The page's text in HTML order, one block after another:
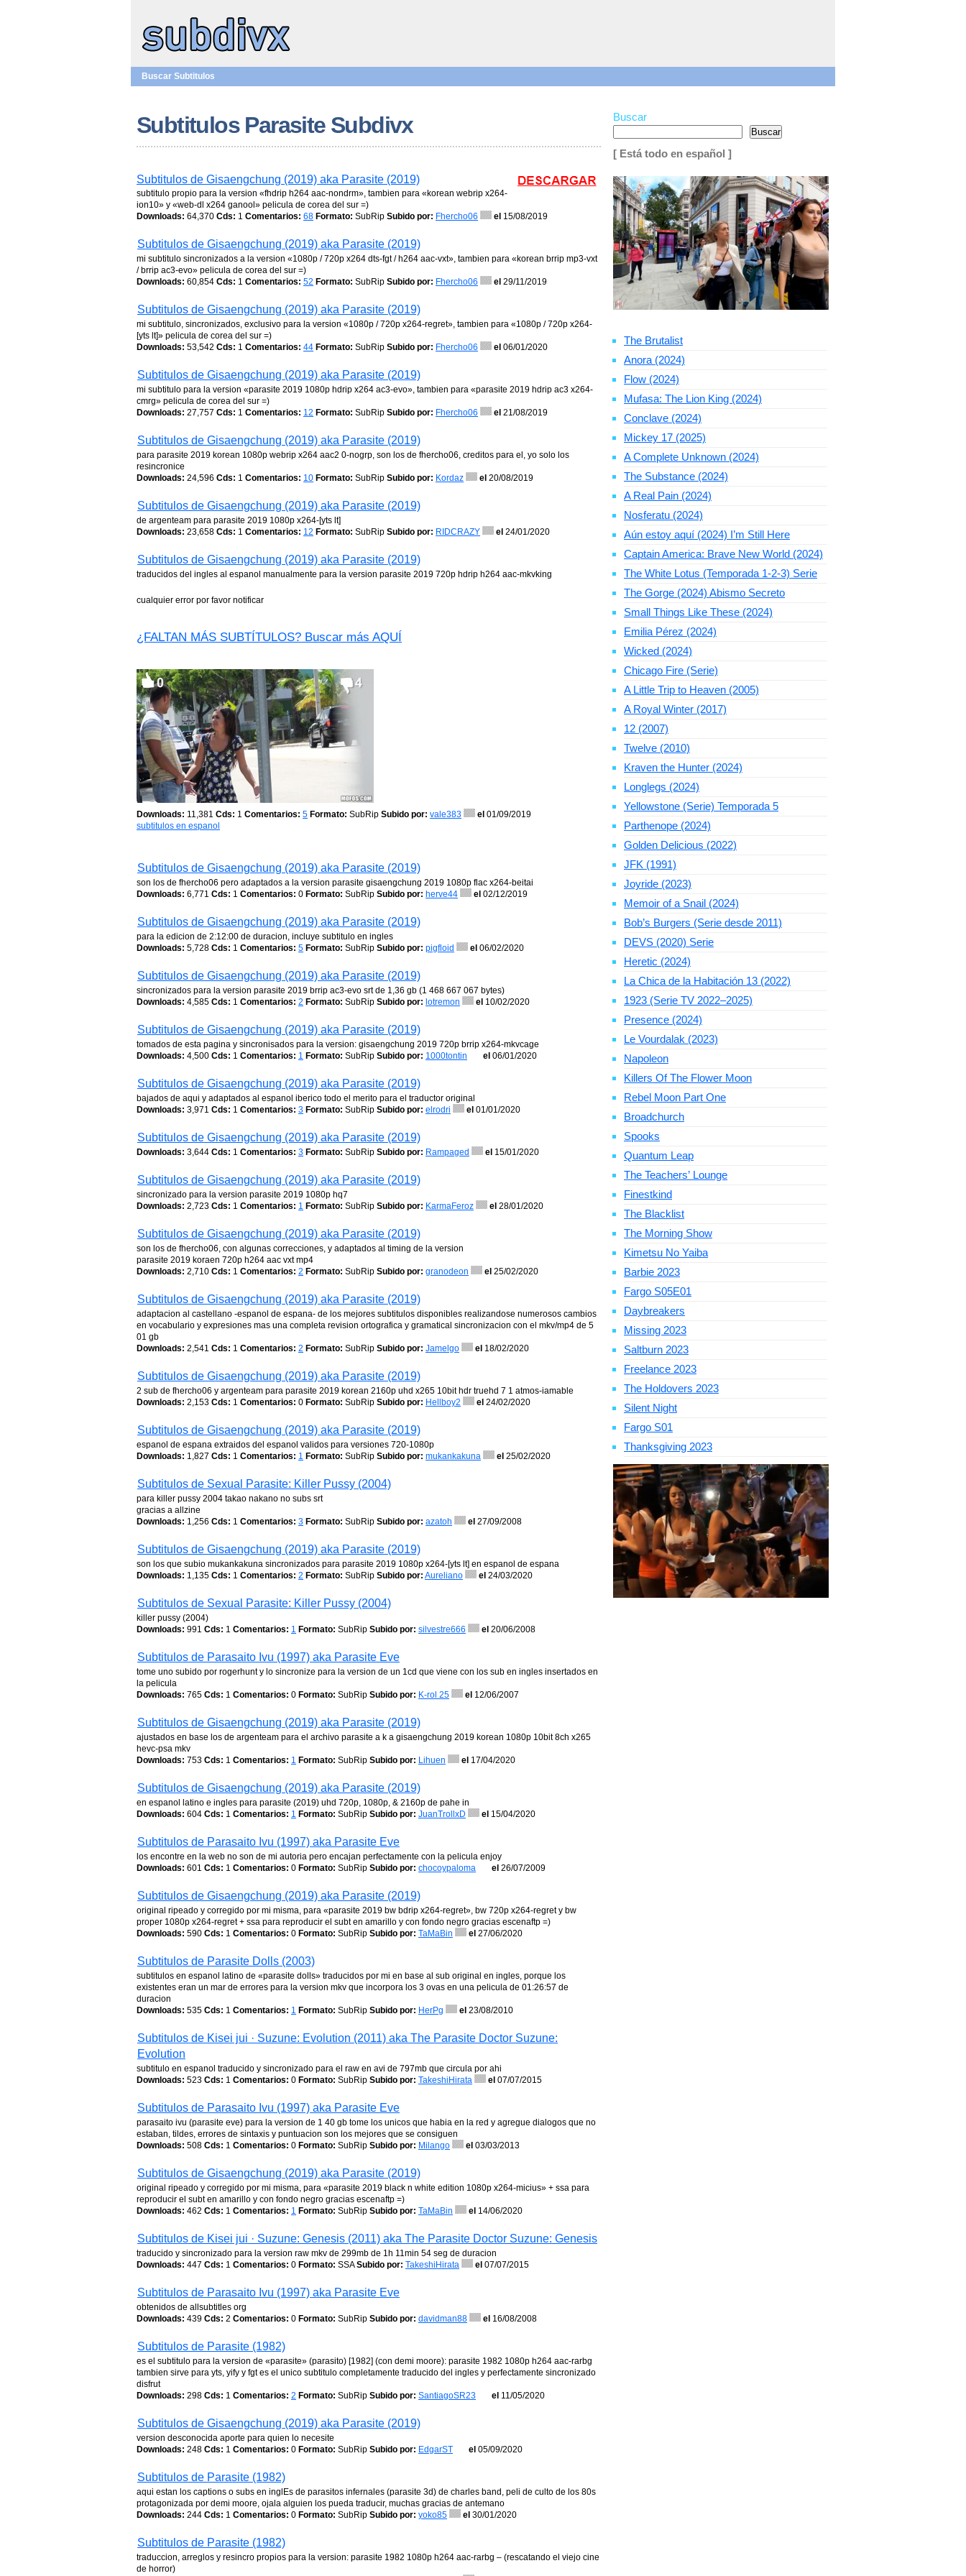
Buscar Subtitulos
Subtitulos Parasite Subdivx
Subtitulos de Gisaengchung (2019) aka Parasite (2019)
subtitulo propio para la version «fhdrip h264 aac-nondrm», tambien para «korean webrip x264-
ion10» y «web-dl x264 ganool» pelicula de corea del sur =)
Downloads: 64,370 Cds: 1 Comentarios: 68 Formato: SubRip Subido por: Fhercho06 el 15/08/2019
Subtitulos de Gisaengchung (2019) aka Parasite (2019)
mi subtitulo sincronizados a la version «1080p / 720p x264 dts-fgt / h264 aac-vxt», tambien para «korean brrip mp3-vxt
/ brrip ac3-evo» pelicula de corea del sur =)
Downloads: 60,854 Cds: 1 Comentarios: 52 Formato: SubRip Subido por: Fhercho06 el 29/11/2019
Subtitulos de Gisaengchung (2019) aka Parasite (2019)
mi subtitulo, sincronizados, exclusivo para la version «1080p / 720p x264-regret», tambien para «1080p / 720p x264-
[yts lt]» pelicula de corea del sur =)
Downloads: 53,542 Cds: 1 Comentarios: 44 Formato: SubRip Subido por: Fhercho06 el 06/01/2020
Subtitulos de Gisaengchung (2019) aka Parasite (2019)
mi subtitulo para la version «parasite 2019 1080p hdrip x264 ac3-evo», tambien para «parasite 2019 hdrip ac3 x264-
cmrg» pelicula de corea del sur =)
Downloads: 27,757 Cds: 1 Comentarios: 12 Formato: SubRip Subido por: Fhercho06 el 21/08/2019
Subtitulos de Gisaengchung (2019) aka Parasite (2019)
para parasite 2019 korean 1080p webrip x264 aac2 0-nogrp, son los de fhercho06, creditos para el, yo solo los
resincronice
Downloads: 24,596 Cds: 1 Comentarios: 10 Formato: SubRip Subido por: Kordaz el 20/08/2019
Subtitulos de Gisaengchung (2019) aka Parasite (2019)
de argenteam para parasite 2019 1080p x264-[yts lt]
Downloads: 23,658 Cds: 1 Comentarios: 12 Formato: SubRip Subido por: RIDCRAZY el 24/01/2020
Subtitulos de Gisaengchung (2019) aka Parasite (2019)
traducidos del ingles al espanol manualmente para la version parasite 2019 720p hdrip h264 aac-mkvking
cualquier error por favor notificar
¿FALTAN MÁS SUBTÍTULOS? Buscar más AQUÍ
Downloads: 11,381 Cds: 1 Comentarios: 5 Formato: SubRip Subido por: vale383 el 01/09/2019
subtitulos en espanol
Subtitulos de Gisaengchung (2019) aka Parasite (2019)
son los de fhercho06 pero adaptados a la version parasite gisaengchung 2019 1080p flac x264-beitai
Downloads: 6,771 Cds: 1 Comentarios: 0 Formato: SubRip Subido por: herve44 el 02/12/2019
Subtitulos de Gisaengchung (2019) aka Parasite (2019)
para la edicion de 2:12:00 de duracion, incluye subtitulo en ingles
Downloads: 5,728 Cds: 1 Comentarios: 5 Formato: SubRip Subido por: pigfloid el 06/02/2020
Subtitulos de Gisaengchung (2019) aka Parasite (2019)
sincronizados para la version parasite 2019 brrip ac3-evo srt de 1,36 gb (1 468 667 067 bytes)
Downloads: 4,585 Cds: 1 Comentarios: 2 Formato: SubRip Subido por: lotremon el 10/02/2020
Subtitulos de Gisaengchung (2019) aka Parasite (2019)
tomados de esta pagina y sincronisados para la version: gisaengchung 2019 720p brrip x264-mkvcage
Downloads: 4,500 Cds: 1 Comentarios: 1 Formato: SubRip Subido por: 1000tontin el 06/01/2020
Subtitulos de Gisaengchung (2019) aka Parasite (2019)
bajados de aqui y adaptados al espanol iberico todo el merito para el traductor original
Downloads: 3,971 Cds: 1 Comentarios: 3 Formato: SubRip Subido por: elrodri el 01/01/2020
Subtitulos de Gisaengchung (2019) aka Parasite (2019)
Downloads: 3,644 Cds: 1 Comentarios: 3 Formato: SubRip Subido por: Rampaged el 15/01/2020
Subtitulos de Gisaengchung (2019) aka Parasite (2019)
sincronizado para la version parasite 2019 1080p hq7
Downloads: 2,723 Cds: 1 Comentarios: 1 Formato: SubRip Subido por: KarmaFeroz el 28/01/2020
Subtitulos de Gisaengchung (2019) aka Parasite (2019)
son los de fhercho06, con algunas correcciones, y adaptados al timing de la version
parasite 2019 koraen 720p h264 aac vxt mp4
Downloads: 2,710 Cds: 1 Comentarios: 2 Formato: SubRip Subido por: granodeon el 25/02/2020
Subtitulos de Gisaengchung (2019) aka Parasite (2019)
adaptacion al castellano -espanol de espana- de los mejores subtitulos disponibles realizandose numerosos cambios
en vocabulario y expresiones mas una completa revision ortografica y gramatical sincronizacion con el mkv/mp4 de 5
01 gb
Downloads: 2,541 Cds: 1 Comentarios: 2 Formato: SubRip Subido por: Jamelgo el 18/02/2020
Subtitulos de Gisaengchung (2019) aka Parasite (2019)
2 sub de fhercho06 y argenteam para parasite 2019 korean 2160p uhd x265 10bit hdr truehd 7 1 atmos-iamable
Downloads: 2,153 Cds: 1 Comentarios: 0 Formato: SubRip Subido por: Hellboy2 el 24/02/2020
Subtitulos de Gisaengchung (2019) aka Parasite (2019)
espanol de espana extraidos del espanol validos para versiones 720-1080p
Downloads: 1,827 Cds: 1 Comentarios: 1 Formato: SubRip Subido por: mukankakuna el 25/02/2020
Subtitulos de Sexual Parasite: Killer Pussy (2004)
para killer pussy 2004 takao nakano no subs srt
gracias a allzine
Downloads: 1,256 Cds: 1 Comentarios: 3 Formato: SubRip Subido por: azatoh el 27/09/2008
Subtitulos de Gisaengchung (2019) aka Parasite (2019)
son los que subio mukankakuna sincronizados para parasite 2019 1080p x264-[yts lt] en espanol de espana
Downloads: 1,135 Cds: 1 Comentarios: 2 Formato: SubRip Subido por: Aureliano el 24/03/2020
Subtitulos de Sexual Parasite: Killer Pussy (2004)
killer pussy (2004)
Downloads: 991 Cds: 1 Comentarios: 1 Formato: SubRip Subido por: silvestre666 el 20/06/2008
Subtitulos de Parasaito Ivu (1997) aka Parasite Eve
tome uno subido por rogerhunt y lo sincronize para la version de un 1cd que viene con los sub en ingles insertados en
la pelicula
Downloads: 765 Cds: 1 Comentarios: 0 Formato: SubRip Subido por: K-rol 25 el 12/06/2007
Subtitulos de Gisaengchung (2019) aka Parasite (2019)
ajustados en base los de argenteam para el archivo parasite a k a gisaengchung 2019 korean 1080p 10bit 8ch x265
hevc-psa mkv
Downloads: 753 Cds: 1 Comentarios: 1 Formato: SubRip Subido por: Lihuen el 17/04/2020
Subtitulos de Gisaengchung (2019) aka Parasite (2019)
en espanol latino e ingles para parasite (2019) uhd 720p, 1080p, & 2160p de pahe in
Downloads: 604 Cds: 1 Comentarios: 1 Formato: SubRip Subido por: JuanTrollxD el 15/04/2020
Subtitulos de Parasaito Ivu (1997) aka Parasite Eve
los encontre en la web no son de mi autoria pero encajan perfectamente con la pelicula enjoy
Downloads: 601 Cds: 1 Comentarios: 0 Formato: SubRip Subido por: chocoypaloma el 26/07/2009
Subtitulos de Gisaengchung (2019) aka Parasite (2019)
original ripeado y corregido por mi misma, para «parasite 2019 bw bdrip x264-regret», bw 720p x264-regret y bw
proper 1080p x264-regret + ssa para reproducir el subt en amarillo y con fondo negro gracias escenaftp =)
Downloads: 590 Cds: 1 Comentarios: 0 Formato: SubRip Subido por: TaMaBin el 27/06/2020
Subtitulos de Parasite Dolls (2003)
subtitulos en espanol latino de «parasite dolls» traducidos por mi en base al sub original en ingles, porque los
existentes eran un mar de errores para la version mkv que incorpora los 3 ovas en una pelicula de 01:26:57 de
duracion
Downloads: 535 Cds: 1 Comentarios: 1 Formato: SubRip Subido por: HerPg el 23/08/2010
Subtitulos de Kisei jui · Suzune: Evolution (2011) aka The Parasite Doctor Suzune:
Evolution
subtitulo en espanol traducido y sincronizado para el raw en avi de 797mb que circula por ahi
Downloads: 523 Cds: 1 Comentarios: 0 Formato: SubRip Subido por: TakeshiHirata el 07/07/2015
Subtitulos de Parasaito Ivu (1997) aka Parasite Eve
parasaito ivu (parasite eve) para la version de 1 40 gb tome los unicos que habia en la red y agregue dialogos que no
estaban, tildes, errores de sintaxis y puntuacion son los mejores que se consiguen
Downloads: 508 Cds: 1 Comentarios: 0 Formato: SubRip Subido por: Milango el 03/03/2013
Subtitulos de Gisaengchung (2019) aka Parasite (2019)
original ripeado y corregido por mi misma, para «parasite 2019 black n white edition 1080p x264-micius» + ssa para
reproducir el subt en amarillo y con fondo negro gracias escenaftp =)
Downloads: 462 Cds: 1 Comentarios: 1 Formato: SubRip Subido por: TaMaBin el 14/06/2020
Subtitulos de Kisei jui · Suzune: Genesis (2011) aka The Parasite Doctor Suzune: Genesis
traducido y sincronizado para la version raw mkv de 299mb de 1h 11min 54 seg de duracion
Downloads: 447 Cds: 1 Comentarios: 0 Formato: SSASubido por: TakeshiHirata el 07/07/2015
Subtitulos de Parasaito Ivu (1997) aka Parasite Eve
obtenidos de allsubtitles org
Downloads: 439 Cds: 2 Comentarios: 0 Formato: SubRip Subido por: davidman88 el 16/08/2008
Subtitulos de Parasite (1982)
es el subtitulo para la version de «parasite» (parasito) [1982] (con demi moore): parasite 1982 1080p h264 aac-rarbg
tambien sirve para yts, yify y fgt es el unico subtitulo completamente traducido del ingles y perfectamente sincronizado
disfrut
Downloads: 298 Cds: 1 Comentarios: 2 Formato: SubRip Subido por: SantiagoSR23 el 11/05/2020
Subtitulos de Gisaengchung (2019) aka Parasite (2019)
version desconocida aporte para quien lo necesite
Downloads: 248 Cds: 1 Comentarios: 0 Formato: SubRip Subido por: EdgarST el 05/09/2020
Subtitulos de Parasite (1982)
aqui estan los captions o subs en inglEs de parasitos infernales (parasite 3d) de charles band, peli de culto de los 80s
protagonizada por demi moore, ojala alguien los pueda traducir, muchas gracias de antemano
Downloads: 244 Cds: 1 Comentarios: 0 Formato: SubRip Subido por: yoko85 el 30/01/2020
Subtitulos de Parasite (1982)
traduccion, arreglos y resincro propios para la version: parasite 1982 1080p h264 aac-rarbg – (rescatando el viejo cine
de horror)
Buscar
Buscar
[ Está todo en español ]
The Brutalist
Anora (2024)
Flow (2024)
Mufasa: The Lion King (2024)
Conclave (2024)
Mickey 17 (2025)
A Complete Unknown (2024)
The Substance (2024)
A Real Pain (2024)
Nosferatu (2024)
Aún estoy aquí (2024) I’m Still Here
Captain America: Brave New World (2024)
The White Lotus (Temporada 1-2-3) Serie
The Gorge (2024) Abismo Secreto
Small Things Like These (2024)
Emilia Pérez (2024)
Wicked (2024)
Chicago Fire (Serie)
A Little Trip to Heaven (2005)
A Royal Winter (2017)
12 (2007)
Twelve (2010)
Kraven the Hunter (2024)
Longlegs (2024)
Yellowstone (Serie) Temporada 5
Parthenope (2024)
Golden Delicious (2022)
JFK (1991)
Joyride (2023)
Memoir of a Snail (2024)
Bob’s Burgers (Serie desde 2011)
DEVS (2020) Serie
Heretic (2024)
La Chica de la Habitación 13 (2022)
1923 (Serie TV 2022–2025)
Presence (2024)
Le Vourdalak (2023)
Napoleon
Killers Of The Flower Moon
Rebel Moon Part One
Broadchurch
Spooks
Quantum Leap
The Teachers’ Lounge
Finestkind
The Blacklist
The Morning Show
Kimetsu No Yaiba
Barbie 2023
Fargo S05E01
Daybreakers
Missing 2023
Saltburn 2023
Freelance 2023
The Holdovers 2023
Silent Night
Fargo S01
Thanksgiving 2023